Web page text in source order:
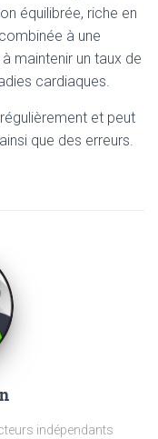
équilibrée, riche en
à une
maintenir un taux de
cardiaques.
et peut
que des erreurs.
indépendants